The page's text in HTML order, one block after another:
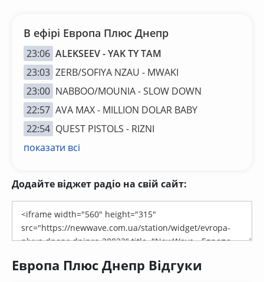
В ефірі Европа Плюс Днепр
23:06 ALEKSEEV - YAK TY TAM
23:03 ZERB/SOFIYA NZAU - MWAKI
23:00 NABBOO/MOUNIA - SLOW DOWN
22:57 AVA MAX - MILLION DOLAR BABY
22:54 QUEST PISTOLS - RIZNI
показати всі
Додайте віджет радіо на свій сайт:
Европа Плюс Днепр Відгуки